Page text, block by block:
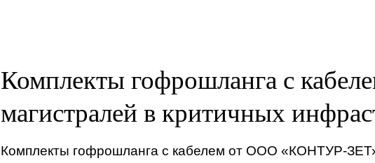
Комплекты гофрошланга с
магистралей в критичных
Комплекты гофрошланга с кабелем от ООО «КОНТУР-